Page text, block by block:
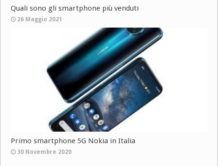
Quali sono gli smartphone più venduti
26 Maggio 2021
Primo smartphone 5G Nokia in Italia
30 Novembre 2020